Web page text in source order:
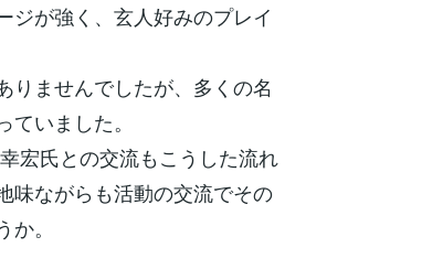
ジが強く、玄人好みのプレイ
りませんでしたが、多くの名
いました。
宏氏との交流もこうした流れ
味ながらも活動の交流でその
。